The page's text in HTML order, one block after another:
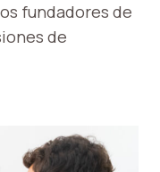
fundadores de
de